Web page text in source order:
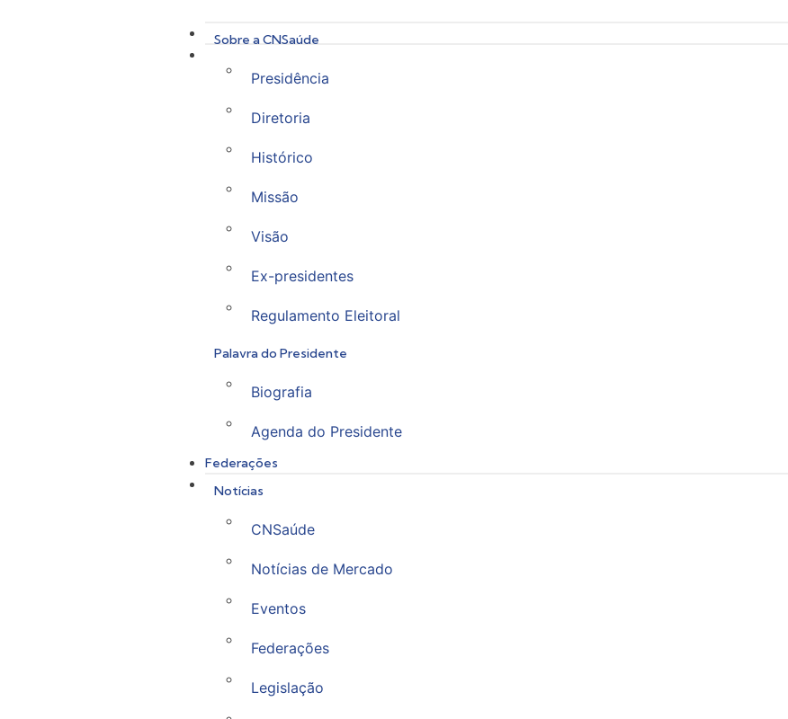
Sobre a CNSaúde
Presidência
Diretoria
Histórico
Missão
Visão
Ex-presidentes
Regulamento Eleitoral
Palavra do Presidente
Biografia
Agenda do Presidente
Federações
Notícias
CNSaúde
Notícias de Mercado
Eventos
Federações
Legislação